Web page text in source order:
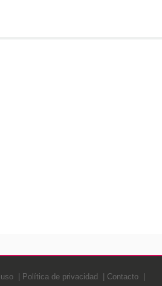
Política de privacidad Contacto